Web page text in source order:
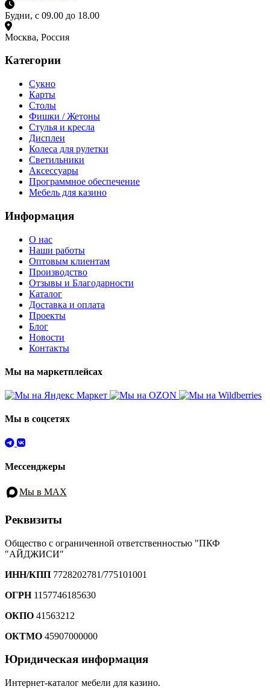
Будни, с 09.00 до 18.00
Москва, Россия
Категории
Сукно
Карты
Столы
Фишки / Жетоны
Стулья и кресла
Дисплеи
Колеса для рулетки
Светильники
Аксессуары
Программное обеспечение
Мебель для казино
Информация
О нас
Наши работы
Оптовым клиентам
Производство
Отзывы и Благодарности
Каталог
Доставка и оплата
Проекты
Блог
Новости
Контакты
Мы на маркетплейсах
Мы в соцсетях
Мессенджеры
Мы в MAX
Реквизиты
Общество с ограниченной ответственностью "ПКФ
"АЙДЖИСИ"
ИНН/КПП 7728202781/775101001
ОГРН1157746185630
ОКПО 41563212
ОКТМО 45907000000
Юридическая информация
Интернет-каталог мебели для казино.